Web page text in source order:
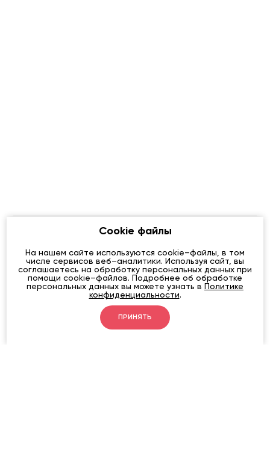
Cookie файлы
На нашем сайте используются cookie–файлы, в том
числе сервисов веб–аналитики. Используя сайт, вы
соглашаетесь на обработку персональных данных при
помощи cookie–файлов. Подробнее об обработке
персональных данных вы можете узнать в Политике
конфиденциальности.
ПРИНЯТЬ